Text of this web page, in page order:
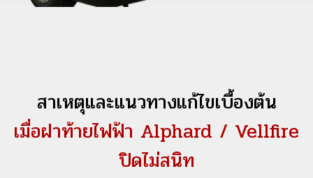
สาเหตุและแนวทางแก้ไขเบื้องต้น
เมื่อฝาท้ายไฟฟ้า Alphard / Vellfire
ปิดไม่สนิท